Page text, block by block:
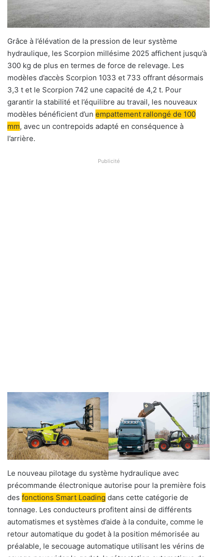
Grâce à l’élévation de la pression de leur système
hydraulique, les Scorpion millésime 2025 affichent jusqu’à
300 kg de plus en termes de force de relevage. Les
modèles d’accès Scorpion 1033 et 733 offrant désormais
3,3 t et le Scorpion 742 une capacité de 4,2 t. Pour
garantir la stabilité et l’équilibre au travail, les nouveaux
modèles bénéficient d’un empattement rallongé de 100
mm, avec un contrepoids adapté en conséquence à
l’arrière.
Publicité
Le nouveau pilotage du système hydraulique avec
précommande électronique autorise pour la première fois
des fonctions Smart Loading dans cette catégorie de
tonnage. Les conducteurs profitent ainsi de différents
automatismes et systèmes d’aide à la conduite, comme le
retour automatique du godet à la position mémorisée au
préalable, le secouage automatique utilisant les vérins de